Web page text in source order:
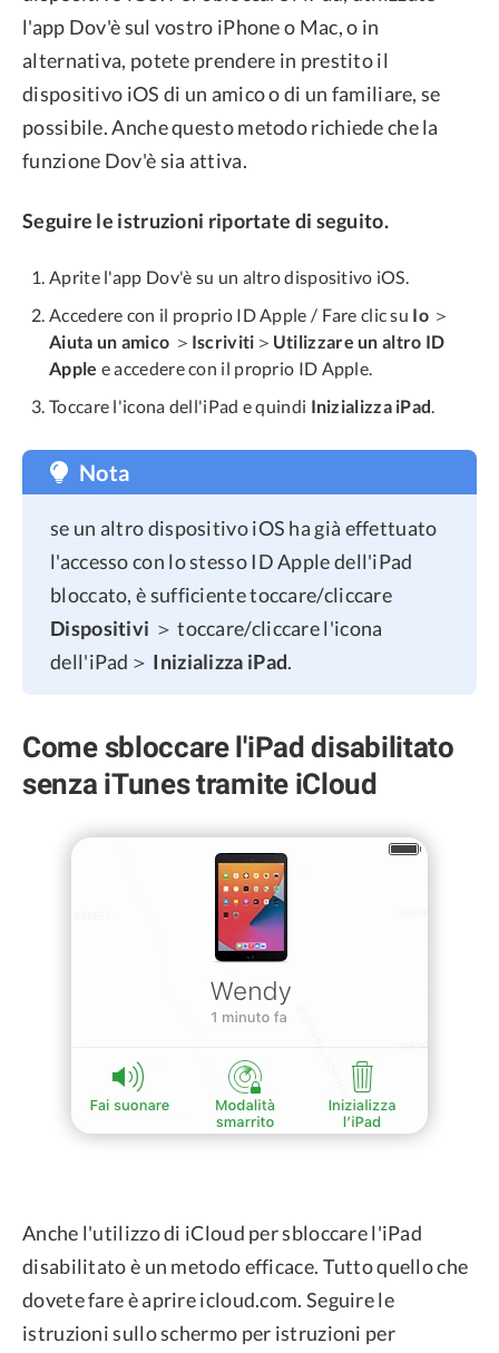
l'app Dov'è sul vostro iPhone o Mac, o in
alternativa, potete prendere in prestito il
dispositivo iOS di un amico o di un familiare, se
possibile. Anche questo metodo richiede che la
funzione Dov'è sia attiva.
Seguire le istruzioni riportate di seguito.
Aprite l'app Dov'è su un altro dispositivo iOS.
Accedere con il proprio ID Apple / Fare clic su Io ＞
Aiuta un amico ＞ Iscriviti ＞ Utilizzare un altro ID
Apple e accedere con il proprio ID Apple.
Toccare l'icona dell'iPad e quindi Inizializza iPad.
Nota
se un altro dispositivo iOS ha già effettuato
l'accesso con lo stesso ID Apple dell'iPad
bloccato, è sufficiente toccare/cliccare
Dispositivi ＞ toccare/cliccare l'icona
dell'iPad＞ Inizializza iPad.
Come sbloccare l'iPad disabilitato
senza iTunes tramite iCloud
Anche l'utilizzo di iCloud per sbloccare l'iPad
disabilitato è un metodo efficace. Tutto quello che
dovete fare è aprire icloud.com. Seguire le
istruzioni sullo schermo per istruzioni per